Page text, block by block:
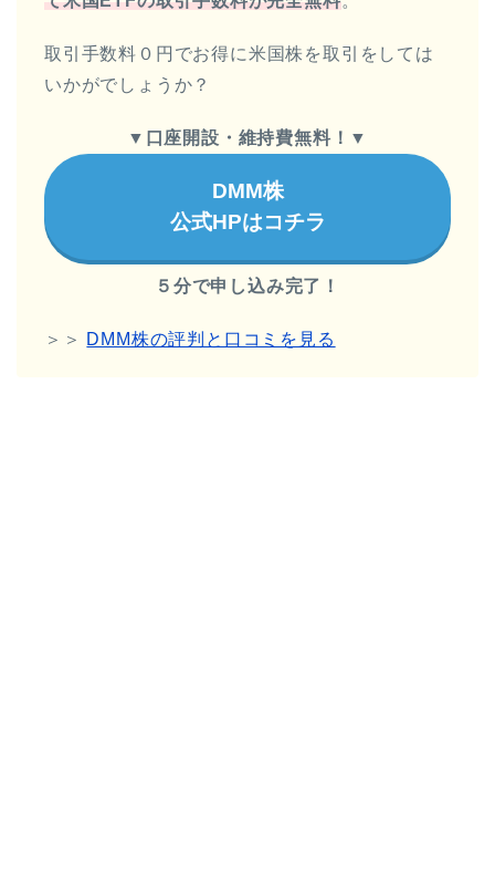
取引手数料０円でお得に米国株を取引をしては
いかがでしょうか？
▼ 口座開設・維持費無料！ ▼
DMM株
公式HPはコチラ
５分で申し込み完了！
＞＞ DMM株の評判と口コミを見る